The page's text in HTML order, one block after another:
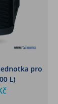
pro
L)